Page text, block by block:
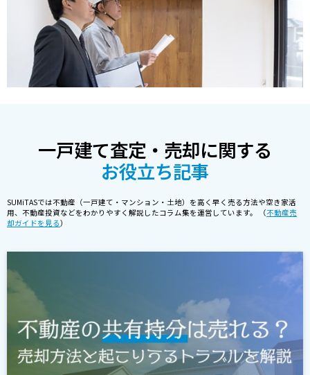
一戸建て査定・売却に関する
お役立ち記事
SUMiTASでは不動産（一戸建て・マンション・土地）を高く早く売る方法や空き家活
用、不動産投資などをわかりやすく解説したコラム集を運営しています。 （不動産売
却ガイドを見る）